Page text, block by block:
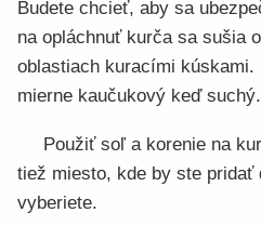
Budete chcieť, aby sa
na opláchnuť kurča sa sušia
oblastiach kuracími
mierne kaučukový keď suchý.
Použiť soľ a korenie na
tiež miesto, kde by ste pridať
vyberiete.